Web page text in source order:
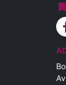
bookmark